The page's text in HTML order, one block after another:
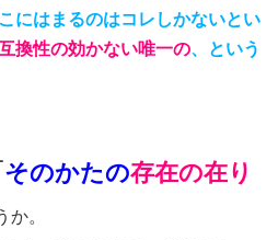
にはまるのはコレしかないとい
換性の効かない唯一の、という
そのかたの存在の在り
か。